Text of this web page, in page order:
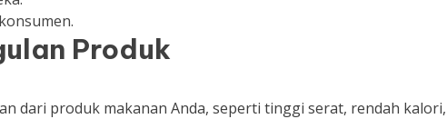
Produk
dari produk makanan Anda, seperti tinggi serat, rendah kalori,